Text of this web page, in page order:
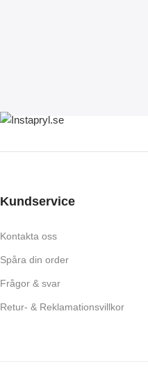
Kundservice
Kontakta oss
Spåra din order
Frågor & svar
Retur- & Reklamationsvillkor